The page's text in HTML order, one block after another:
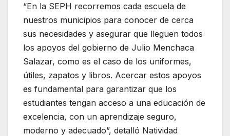
“En la SEPH recorremos cada escuela de
nuestros municipios para conocer de cerca
sus necesidades y asegurar que lleguen todos
los apoyos del gobierno de Julio Menchaca
Salazar, como es el caso de los uniformes,
útiles, zapatos y libros. Acercar estos apoyos
es fundamental para garantizar que los
estudiantes tengan acceso a una educación de
excelencia, con un aprendizaje seguro,
moderno y adecuado”, detalló Natividad